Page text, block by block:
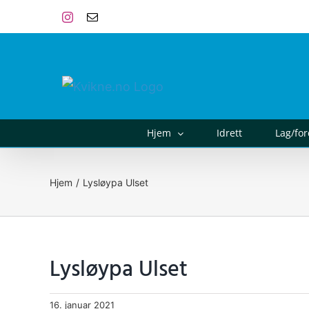
to
Instagram
E-
Hjem Idrett Lag/
Hjem Lysløypa Ulset
Lysløypa Ulset
16. januar 2021